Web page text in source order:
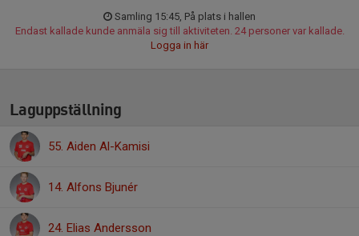
Samling 15:45, På plats i hallen
Endast kallade kunde anmäla sig till aktiviteten. 24 personer var kallade.
Logga in här
Laguppställning
55. Aiden Al-Kamisi
14. Alfons Bjunér
24. Elias Andersson